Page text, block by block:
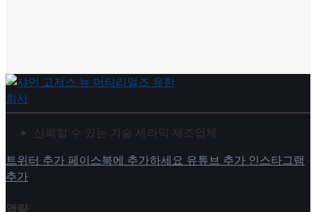
신뢰할 수 있는 기술 세라믹 제조업체
트위터 추가페이스북에 추가하세요 유튜브 추가 인스타그램
추가
역량